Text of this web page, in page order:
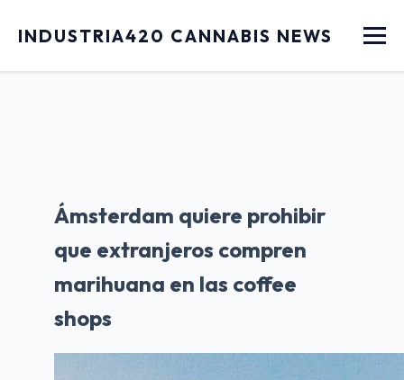
INDUSTRIA420 CANNABIS NEWS Menu
Ámsterdam quiere prohibir
que extranjeros compren
marihuana en las coffee
shops